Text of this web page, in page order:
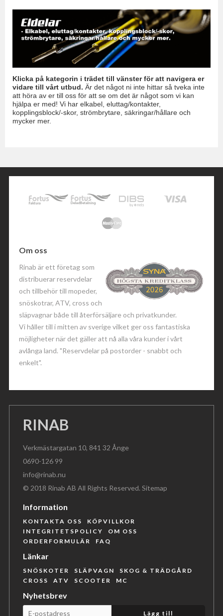
Klicka på kategorin i trädet till vänster för att navigera er
vidare till vårt utbud. Är det något ni inte hittar så tveka inte
att höra av er till oss för att se om det är något som vi kan
hjälpa er med! Vi har elkabel, eluttag/kontakter,
kopplingsblock/-skor, strömbrytare, säkringar/hållare och
mycker mer.
Om oss
Rinab är ett företag som
distribuerar reservdelar
och tillbehör till mopeder,
snöskotrar, ATV, cross och
släpvagnar både till återförsäljare och privatkunder.
Vi håller till i mitten av sverige vilket ger oss fantastiska
möjligheter när det gäller att nå alla våra kunder i vårt
avlånga land. "Reservdelar på postorder - snabbt och
enkelt".
RINAB
Verkmästargatan 10, 841 32 Ånge
0690-126 99
info@rinab.nu
© 2018 Rinab AB All Rights Reserved.Sitemap
Information
KONTAKTA OSS
KÖPVILLKOR
INTEGRITETSPOLICY
OM OSS
ORDERFORMULÄR
FAQ
Länkar
SNÖSKOTER SLÄPVAGN
SKOG & TRÄDGÅRD
CROSS
ATV SCOOTER MC
Nyhetsbrev
Lägg till